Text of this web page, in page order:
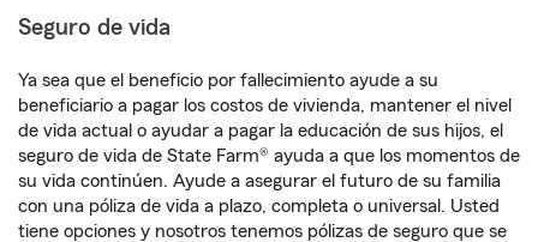
Seguro de vida
Ya sea que el beneficio por fallecimiento ayude a su
beneficiario a pagar los costos de vivienda, mantener el nivel
de vida actual o ayudar a pagar la educación de sus hijos, el
seguro de vida de State Farm® ayuda a que los momentos de
su vida continúen. Ayude a asegurar el futuro de su familia
con una póliza de vida a plazo, completa o universal. Usted
tiene opciones y nosotros tenemos pólizas de seguro que se